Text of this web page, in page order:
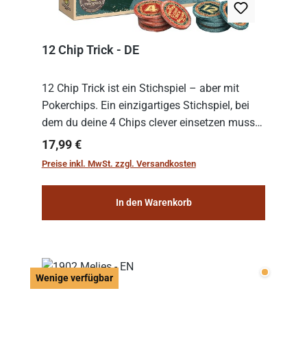
12 Chip Trick - DE
12 Chip Trick ist ein Stichspiel – aber mit
Pokerchips. Ein einzigartiges Stichspiel, bei
dem du deine 4 Chips clever einsetzen musst.
Wer die Chips mit dem höchsten Gesamtwert
hat, gewinnt die Runde. Aber Vorsicht: D...
Regulärer Preis:
17,99 €
Preise inkl. MwSt. zzgl. Versandkosten
In den Warenkorb
Wenige verfügbar Wenige